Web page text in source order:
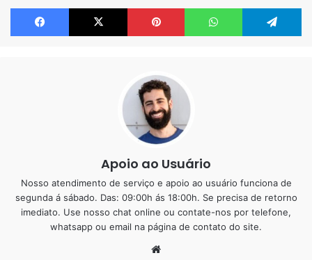
O serviço foi adiado por diversos dias por conta da chuva,
pois na parte da manhã fazia muito sol e no inicio da tarde
chovia muito. Por mais que a gente inicia-se o serviço
Facebook X Pinterest WhatsApp
Apoio ao Usuário
Nosso atendimento de serviço e apoio ao usuário funciona de
segunda á sábado. Das: 09:00h ás 18:00h. Se precisa de retorno
imediato. Use nosso chat online ou contate-nos por telefone,
whatsapp ou email na página de contato do site.